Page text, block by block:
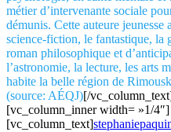
métier d’intervenante sociale
démunis. Cette auteure jeunesse
science-fiction, le fantastique,
roman philosophique et
l’astronomie, la lecture, les arts
habite la belle région de
(source: AÉQJ)[/
[vc_column_inner width= »1/4″]
[vc_column_text]